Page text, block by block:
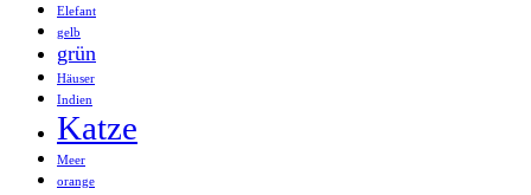
Elefant
gelb
grün
Häuser
Indien
Katze
Meer
orange